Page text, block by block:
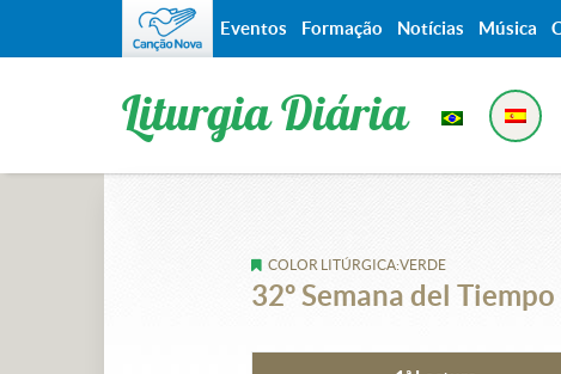
Liturgia Diária
COLOR LITÚRGICA:VERDE
32º Semana del
Eventos Formação Notícias Música